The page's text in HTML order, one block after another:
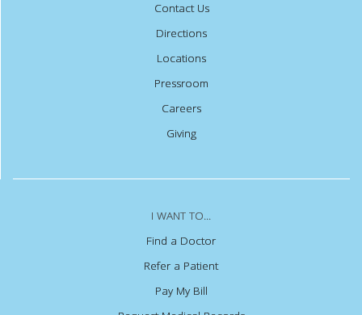
Contact Us
Directions
Locations
Pressroom
Careers
Giving
I WANT TO...
Find a Doctor
Refer a Patient
Pay My Bill